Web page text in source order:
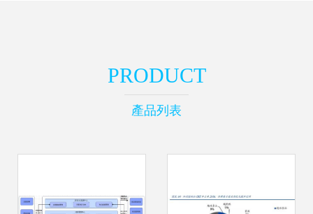
PRODUCT
產品列表